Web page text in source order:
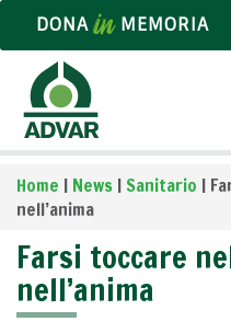
DONA MEMORIA
Home | News | Sanitario |
nell’anima
Farsi toccare
nell’anima